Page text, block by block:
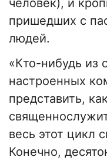
человек), и
пришедших с
людей.
«Кто-нибудь из
настроенных
представить,
весь этот цикл
Конечно,